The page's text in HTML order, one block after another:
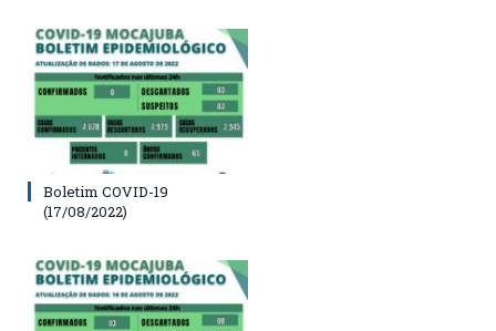
Boletim COVID-19
(17/08/2022)